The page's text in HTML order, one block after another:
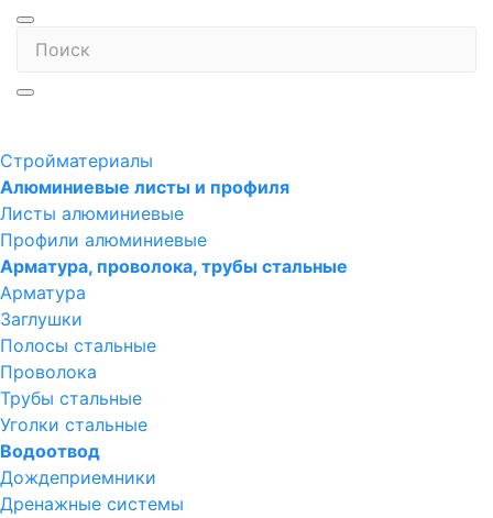
Стройматериалы
Алюминиевые листы и профиля
Листы алюминиевые
Профили алюминиевые
Арматура, проволока, трубы стальные
Арматура
Заглушки
Полосы стальные
Проволока
Трубы стальные
Уголки стальные
Водоотвод
Дождеприемники
Дренажные системы